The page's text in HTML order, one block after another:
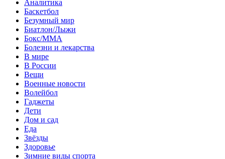
Аналитика
Баскетбол
Безумный мир
Биатлон/Лыжи
Бокс/MMA
Болезни и лекарства
В мире
В России
Вещи
Военные новости
Волейбол
Гаджеты
Дети
Дом и сад
Еда
Звёзды
Здоровье
Зимние виды спорта